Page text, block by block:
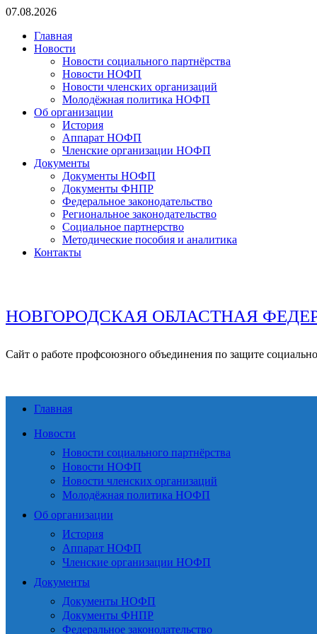
Перейти
содержимому
07.08.2026
Главная
Новости
Новости социального партнёрства
Новости НОФП
Новости членских организаций
Молодёжная политика НОФП
Об организации
История
Аппарат НОФП
Членские организации НОФП
Документы
Документы НОФП
Документы ФНПР
Федеральное законодательство
Региональное законодательство
Социальное партнерство
Методические пособия и аналитика
Контакты
НОВГОРОДСКАЯ ОБЛАСТНАЯ
Сайт о работе профсоюзного объединения по защите
Главная
Новости
Новости социального партнёрства
Новости НОФП
Новости членских организаций
Молодёжная политика НОФП
Об организации
История
Аппарат НОФП
Членские организации НОФП
Документы
Документы НОФП
Документы ФНПР
Федеральное законодательство